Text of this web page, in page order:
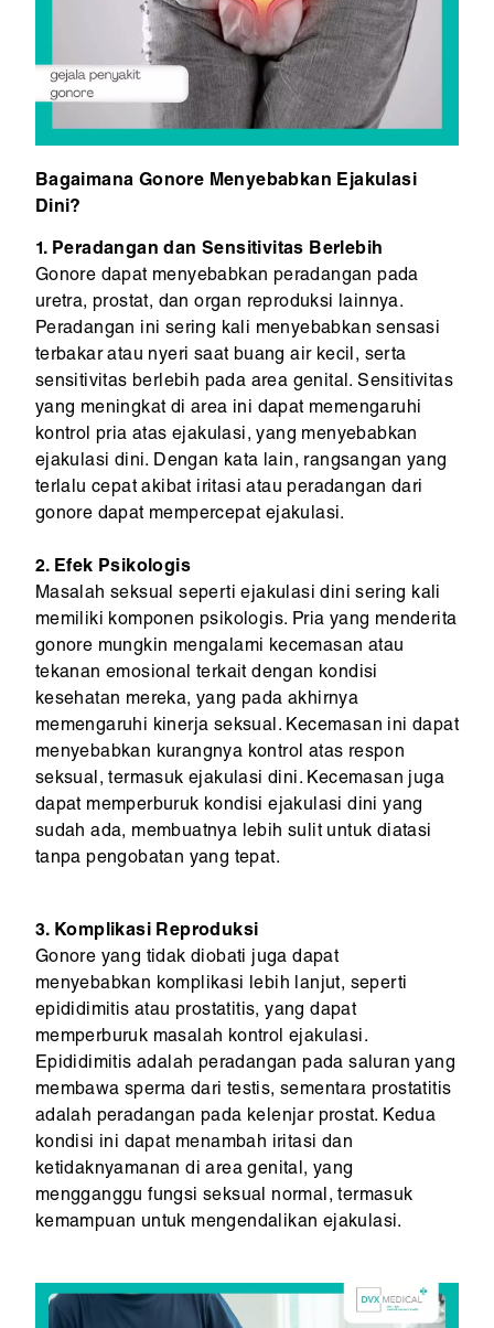
Bagaimana Gonore Menyebabkan Ejakulasi
Dini?
1. Peradangan dan Sensitivitas Berlebih
Gonore dapat menyebabkan peradangan pada
uretra, prostat, dan organ reproduksi lainnya.
Peradangan ini sering kali menyebabkan sensasi
terbakar atau nyeri saat buang air kecil, serta
sensitivitas berlebih pada area genital. Sensitivitas
yang meningkat di area ini dapat memengaruhi
kontrol pria atas ejakulasi, yang menyebabkan
ejakulasi dini. Dengan kata lain, rangsangan yang
terlalu cepat akibat iritasi atau peradangan dari
gonore dapat mempercepat ejakulasi.
2. Efek Psikologis
Masalah seksual seperti ejakulasi dini sering kali
memiliki komponen psikologis. Pria yang menderita
gonore mungkin mengalami kecemasan atau
tekanan emosional terkait dengan kondisi
kesehatan mereka, yang pada akhirnya
memengaruhi kinerja seksual. Kecemasan ini dapat
menyebabkan kurangnya kontrol atas respon
seksual, termasuk ejakulasi dini. Kecemasan juga
dapat memperburuk kondisi ejakulasi dini yang
sudah ada, membuatnya lebih sulit untuk diatasi
tanpa pengobatan yang tepat.
3. Komplikasi Reproduksi
Gonore yang tidak diobati juga dapat
menyebabkan komplikasi lebih lanjut, seperti
epididimitis atau prostatitis, yang dapat
memperburuk masalah kontrol ejakulasi.
Epididimitis adalah peradangan pada saluran yang
membawa sperma dari testis, sementara prostatitis
adalah peradangan pada kelenjar prostat. Kedua
kondisi ini dapat menambah iritasi dan
ketidaknyamanan di area genital, yang
mengganggu fungsi seksual normal, termasuk
kemampuan untuk mengendalikan ejakulasi.